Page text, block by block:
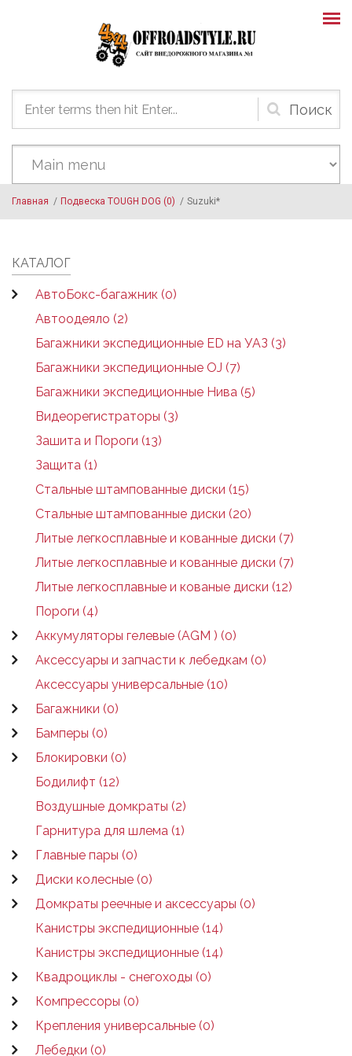
Форма
поиска
Главная / Подвеска TOUGH DOG (0) / Suzuki*
КАТАЛОГ
АвтоБокс-багажник (0)
Автоодеяло (2)
Багажники экспедиционные ED на УАЗ (3)
Багажники экспедиционные OJ (7)
Багажники экспедиционные Нива (5)
Видеорегистраторы (3)
Зашита и Пороги (13)
Защита (1)
Стальные штампованные диски (15)
Стальные штампованные диски (20)
Литые легкосплавные и кованные диски (7)
Литые легкосплавные и кованные диски (7)
Литые легкосплавные и кованые диски (12)
Пороги (4)
Аккумуляторы гелевые (AGM ) (0)
Аксессуары и запчасти к лебедкам (0)
Аксессуары универсальные (10)
Багажники (0)
Бамперы (0)
Блокировки (0)
Бодилифт (12)
Воздушные домкраты (2)
Гарнитура для шлема (1)
Главные пары (0)
Диски колесные (0)
Домкраты реечные и аксессуары (0)
Канистры экспедиционные (14)
Канистры экспедиционные (14)
Квадроциклы - снегоходы (0)
Компрессоры (0)
Крепления универсальные (0)
Лебедки (0)